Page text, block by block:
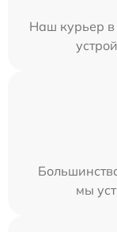
Наш курьер в
мы